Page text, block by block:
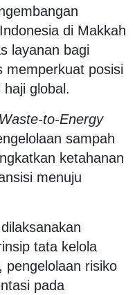
di Makkah
layanan bagi
memperkuat posisi
global.
Waste-to-Energy
sampah
ketahanan
menuju
tata kelola
pengelolaan risiko
pada